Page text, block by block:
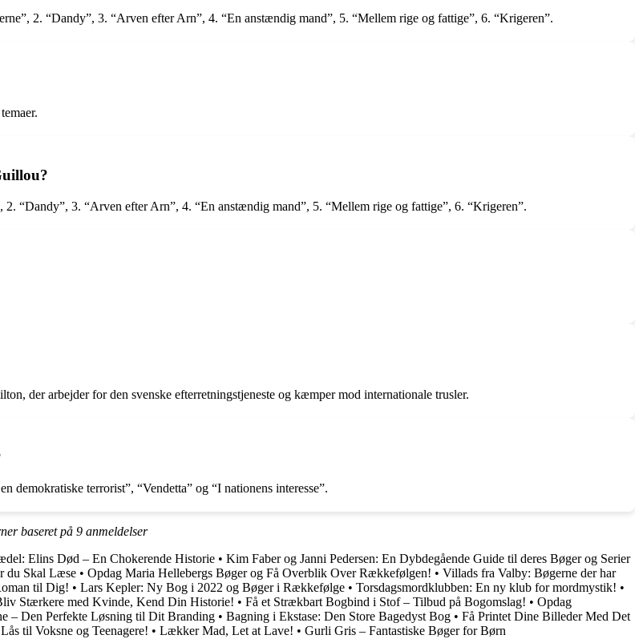
2. “Dandy”, 3. “Arven efter Arn”, 4. “En anstændig mand”, 5. “Mellem rige og fattige”, 6. “Krigeren”.
“Dandy”, 3. “Arven efter Arn”, 4. “En anstændig mand”, 5. “Mellem rige og fattige”, 6. “Krigeren”.
der arbejder for den svenske efterretningstjeneste og kæmper mod internationale trusler.
terrorist”, “Vendetta” og “I nationens interesse”.
baseret på 9 anmeldelser
Elins Død – En Chokerende Historie • Kim Faber og Janni Pedersen: En Dybdegående Guide til deres Bøger og Serier
du Skal Læse • Opdag Maria Hellebergs Bøger og Få Overblik Over Rækkefølgen! • Villads fra Valby: Bøgerne der har
til Dig! • Lars Kepler: Ny Bog i 2022 og Bøger i Rækkefølge • Torsdagsmordklubben: En ny klub for mordmystik! •
Stærkere med Kvinde, Kend Din Historie! • Få et Strækbart Bogbind i Stof – Tilbud på Bogomslag! • Opdag
– Den Perfekte Løsning til Dit Branding • Bagning i Ekstase: Den Store Bagedyst Bog • Få Printet Dine Billeder Med Det
til Voksne og Teenagere! • Lækker Mad, Let at Lave! • Gurli Gris – Fantastiske Bøger for Børn